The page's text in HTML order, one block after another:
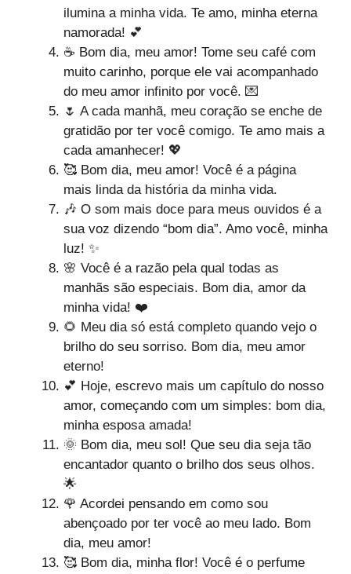
ilumina a minha vida. Te amo, minha eterna
namorada! 💕
☕ Bom dia, meu amor! Tome seu café com
muito carinho, porque ele vai acompanhado
do meu amor infinito por você. 💌
🌷 A cada manhã, meu coração se enche de
gratidão por ter você comigo. Te amo mais a
cada amanhecer! 💖
🥰 Bom dia, meu amor! Você é a página
mais linda da história da minha vida.
🎶 O som mais doce para meus ouvidos é a
sua voz dizendo “bom dia”. Amo você, minha
luz! ✨
🌸 Você é a razão pela qual todas as
manhãs são especiais. Bom dia, amor da
minha vida! ❤️
🌻 Meu dia só está completo quando vejo o
brilho do seu sorriso. Bom dia, meu amor
eterno!
💕 Hoje, escrevo mais um capítulo do nosso
amor, começando com um simples: bom dia,
minha esposa amada!
🌞 Bom dia, meu sol! Que seu dia seja tão
encantador quanto o brilho dos seus olhos.
🌟
🌹 Acordei pensando em como sou
abençoado por ter você ao meu lado. Bom
dia, meu amor!
🥰 Bom dia, minha flor! Você é o perfume